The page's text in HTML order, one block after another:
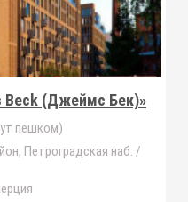
Beck (Джеймс Бек)»
пешком)
Петроградская наб. /